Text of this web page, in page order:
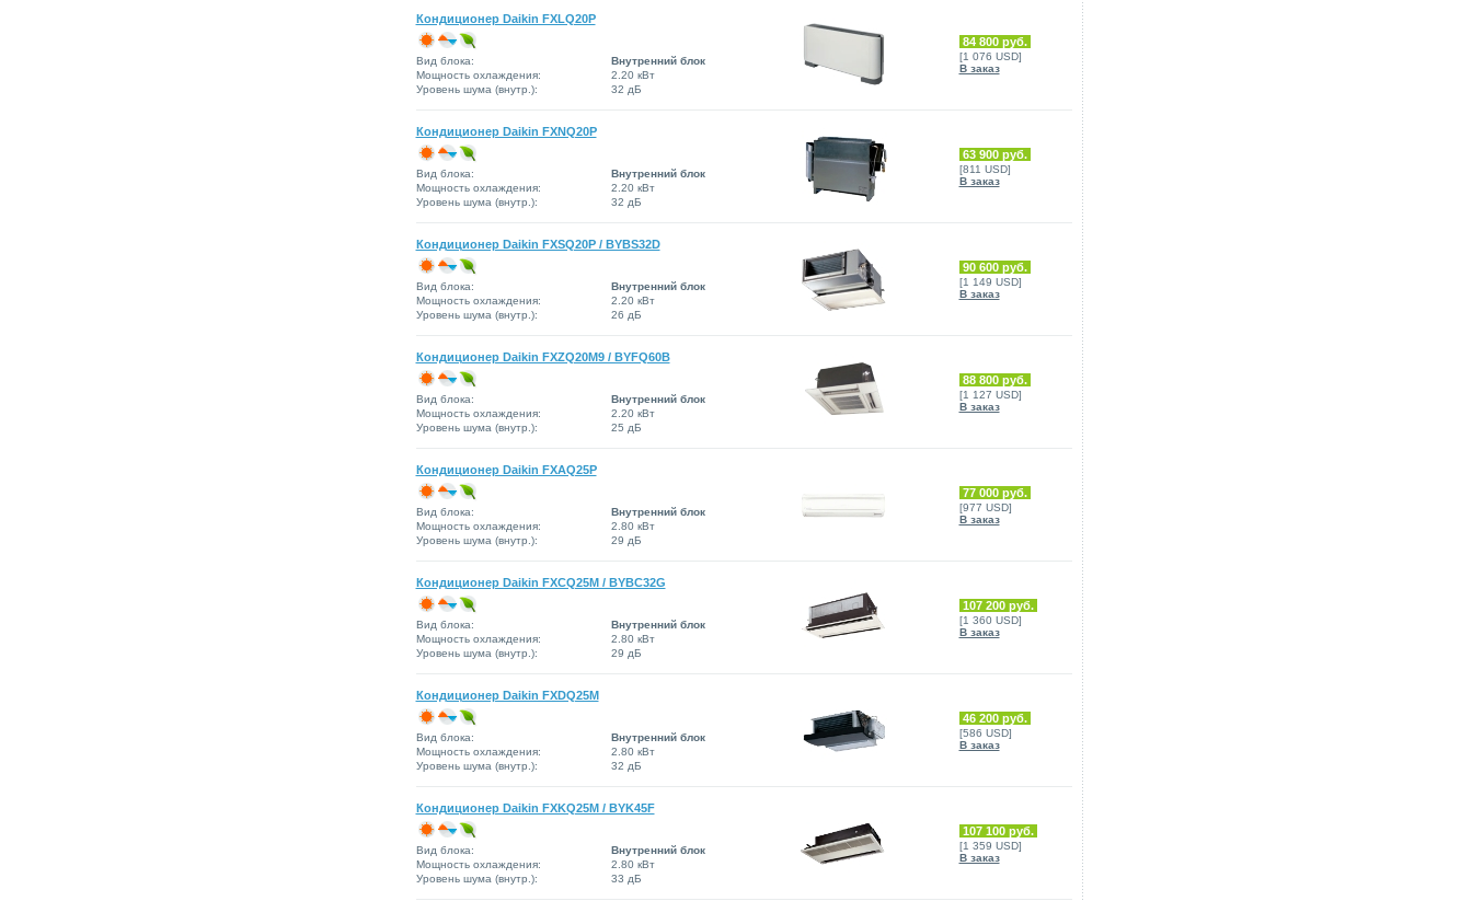
Кондиционер Daikin FXLQ20P
Вид блока:
Внутренний блок
Мощность охлаждения:
2.20 кВт
Уровень шума (внутр.):
32 дБ
84 800 руб.
[1 076 USD]
В заказ
Кондиционер Daikin FXNQ20P
Вид блока:
Внутренний блок
Мощность охлаждения:
2.20 кВт
Уровень шума (внутр.):
32 дБ
63 900 руб.
[811 USD]
В заказ
Кондиционер Daikin FXSQ20P / BYBS32D
Вид блока:
Внутренний блок
Мощность охлаждения:
2.20 кВт
Уровень шума (внутр.):
26 дБ
90 600 руб.
[1 149 USD]
В заказ
Кондиционер Daikin FXZQ20M9 / BYFQ60B
Вид блока:
Внутренний блок
Мощность охлаждения:
2.20 кВт
Уровень шума (внутр.):
25 дБ
88 800 руб.
[1 127 USD]
В заказ
Кондиционер Daikin FXAQ25P
Вид блока:
Внутренний блок
Мощность охлаждения:
2.80 кВт
Уровень шума (внутр.):
29 дБ
77 000 руб.
[977 USD]
В заказ
Кондиционер Daikin FXCQ25M / BYBC32G
Вид блока:
Внутренний блок
Мощность охлаждения:
2.80 кВт
Уровень шума (внутр.):
29 дБ
107 200 руб.
[1 360 USD]
В заказ
Кондиционер Daikin FXDQ25M
Вид блока:
Внутренний блок
Мощность охлаждения:
2.80 кВт
Уровень шума (внутр.):
32 дБ
46 200 руб.
[586 USD]
В заказ
Кондиционер Daikin FXKQ25M / BYK45F
Вид блока:
Внутренний блок
Мощность охлаждения:
2.80 кВт
Уровень шума (внутр.):
33 дБ
107 100 руб.
[1 359 USD]
В заказ